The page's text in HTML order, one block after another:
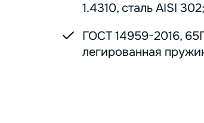
1.4310, сталь AISI 302;
ГОСТ 14959-2016,
легированная